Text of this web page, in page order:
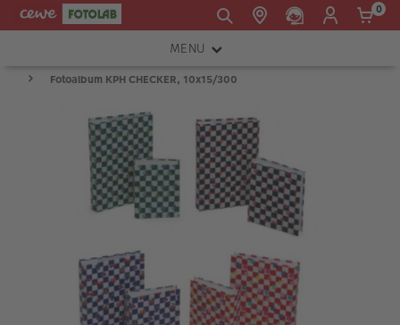
E-mail:
0
MENU
FOTOAPARÁTY
TLAČIARNE A SKENERY
PRÍSLUŠENSTVO
FOTOALBUMY
Akcie a zľavy
Fotoalbum KPH CHECKER, 10x15/300